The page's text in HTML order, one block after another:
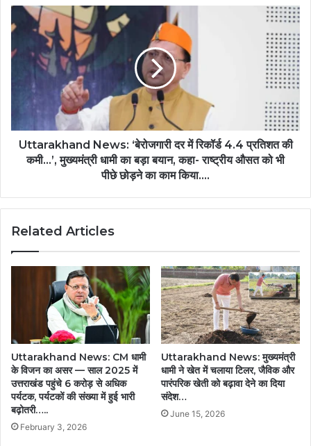
Uttarakhand News: ‘बेरोजगारी दर में रिकॉर्ड 4.4 प्रतिशत की
कमी…’, मुख्यमंत्री धामी का बड़ा बयान, कहा- राष्ट्रीय औसत को भी
पीछे छोड़ने का काम किया….
Related Articles
Uttarakhand News: CM धामी
के विजन का असर — साल 2025 में
उत्तराखंड पहुंचे 6 करोड़ से अधिक
पर्यटक, पर्यटकों की संख्या में हुई भारी
बढ़ोतरी…..
February 3, 2026
Uttarakhand News: मुख्यमंत्री
धामी ने खेत में चलाया टिलर, जैविक और
पारंपरिक खेती को बढ़ावा देने का दिया
संदेश…
June 15, 2026